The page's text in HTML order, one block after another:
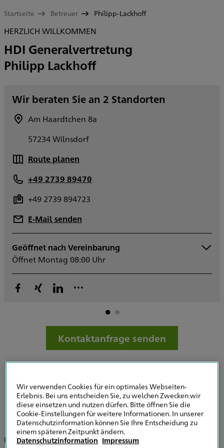
Startseite Betreuer Philipp-Lackhoff
HERZLICH WILLKOMMEN
HDI Generalvertretung
Philipp Lackhoff
Wir beraten Sie an 2 Standorten
Am Haardtchen 8a
57234 Wilnsdorf
Route planen
+49 2739 89470
+49 2739 894723
E-Mail senden
Geöffnet nach Vereinbarung
Öffnet Montag 08:00 Uhr
Montag
Dienstag
08:00 - 12:00
Mittwoch
08:00 - 14:00
Kontaktanfrage senden
Ihre HDI Versicherungen Wilnsdorf
Unsere HDI Generalvertretung in Wilnsdorf agiert täglich
Wir verwenden Cookies für ein optimales Webseiten-
Erlebnis. Bei uns entscheiden Sie, zu welchen Zwecken wir
diese einsetzen und nutzen dürfen. Bitte öffnen Sie die
Cookie-Einstellungen für weitere Informationen. In unserer
Datenschutzinformation können Sie Ihre Entscheidung zu
einem späteren Zeitpunkt ändern.
Datenschutzinformation Impressum